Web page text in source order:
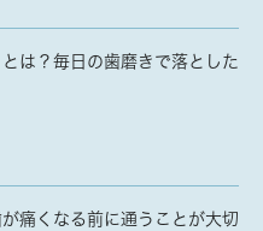
は？毎日の歯磨きで落とした
痛くなる前に通うことが大切